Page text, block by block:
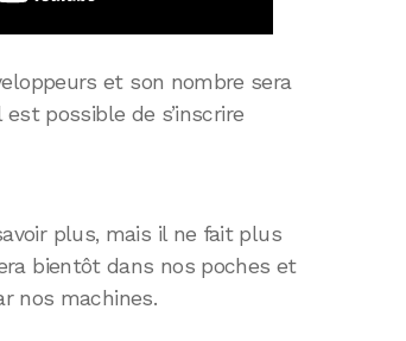
et son nombre sera
possible de s’inscrire
plus, mais il ne fait plus
bientôt dans nos poches et
nos machines.